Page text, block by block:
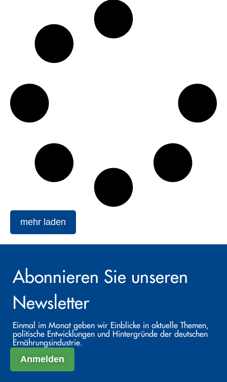
mehr laden
Abonnieren Sie unseren
Newsletter
Einmal im Monat geben wir Einblicke in aktuelle Themen,
politische Entwicklungen und Hintergründe der deutschen
Ernährungsindustrie.
Anmelden